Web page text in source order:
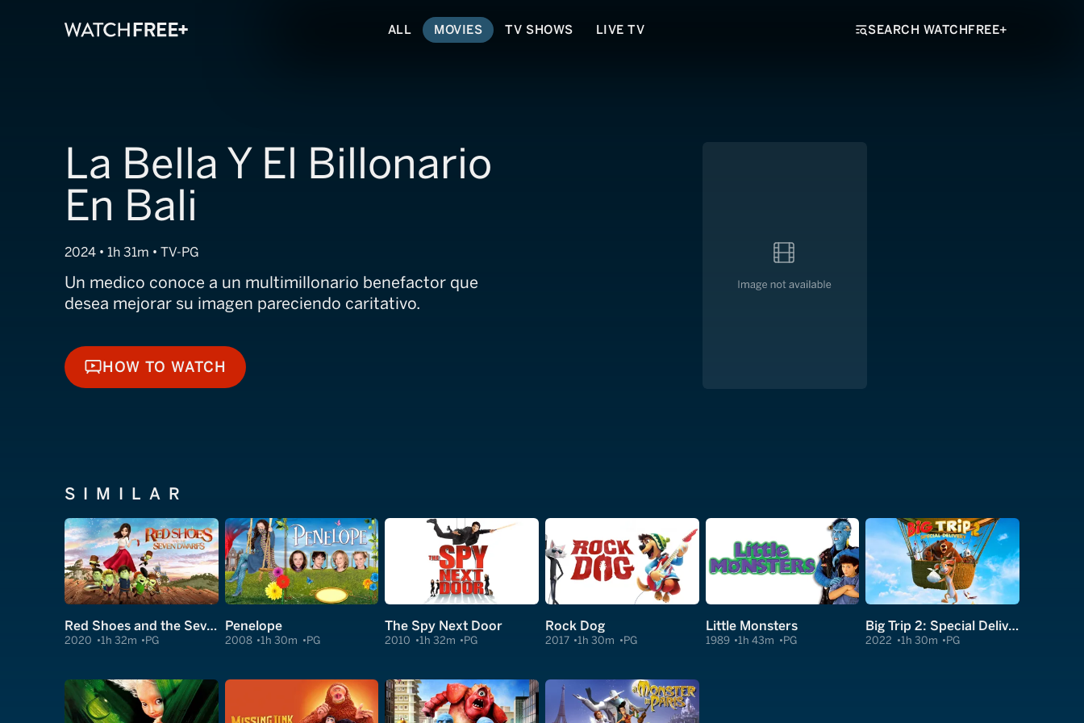
ALL MOVIES TV SHOWS LIVE TV SEARCH WATCHFREE+
La Bella Y El Billonario
En Bali
2024 • 1h 31m • TV-PG
Un medico conoce a un multimillonario benefactor que
desea mejorar su imagen pareciendo caritativo.
HOW TO WATCH
HOW TO WATCH
SIMILAR
Red Shoes and the Seven Dwarfs
2020 1h 32m PG
Penelope
2008 1h 30m PG
The Spy Next Door
2010 1h 32m PG
Rock Dog
2017 1h 30m PG
Little Monsters
1989 1h 43m PG
Big Trip 2: Special Delivery
2022 1h 30m PG